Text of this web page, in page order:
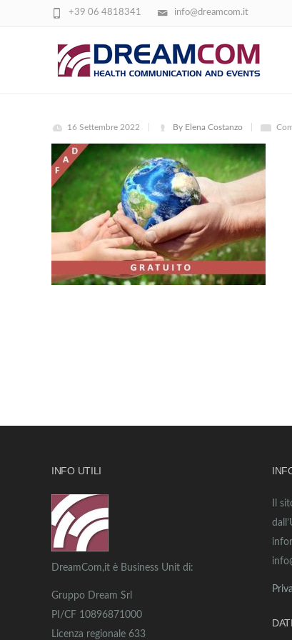
info@dreamcom.it
+39 06 4818341
IMMAGINE CONVEGNO RISCHIO
16 Settembre 2022 By Elena Costanzo
INFO UTILI
DreamCom,it è Business Unit di:
Gruppo Dream Srl
PI/CF 10896871000
Licenza regionale 633
Il